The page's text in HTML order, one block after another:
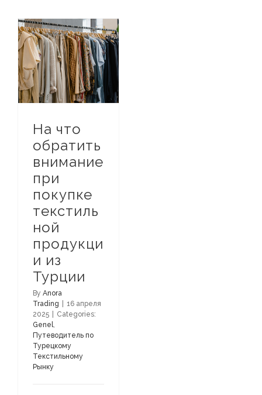
На что
обратить
внимание
при
покупке
текстиль
ной
продукци
и из
Турции
By Anora
Trading
16 апреля
2025
Categories:
Genel
Путеводитель по
Турецкому
Текстильному
Рынку